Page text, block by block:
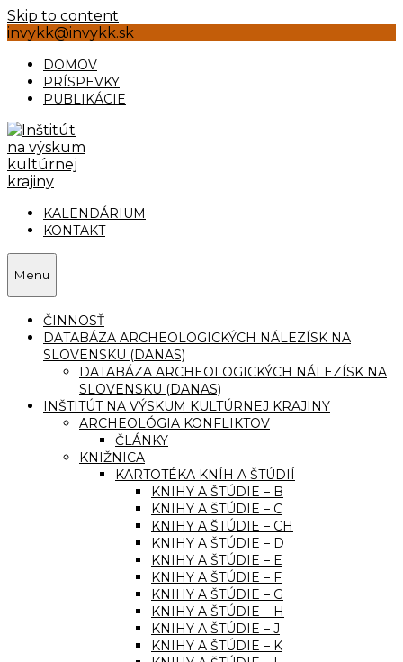
Skip to content
invykk@invykk.sk
DOMOV
PRÍSPEVKY
PUBLIKÁCIE
KALENDÁRIUM
KONTAKT
Menu
ČINNOSŤ
DATABÁZA ARCHEOLOGICKÝCH NÁLEZÍSK NA
SLOVENSKU (DANAS)
DATABÁZA ARCHEOLOGICKÝCH NÁLEZÍSK NA
SLOVENSKU (DANAS)
INŠTITÚT NA VÝSKUM KULTÚRNEJ KRAJINY
ARCHEOLÓGIA KONFLIKTOV
ČLÁNKY
KNIŽNICA
KARTOTÉKA KNÍH A ŠTÚDIÍ
KNIHY A ŠTÚDIE – B
KNIHY A ŠTÚDIE – C
KNIHY A ŠTÚDIE – CH
KNIHY A ŠTÚDIE – D
KNIHY A ŠTÚDIE – E
KNIHY A ŠTÚDIE – F
KNIHY A ŠTÚDIE – G
KNIHY A ŠTÚDIE – H
KNIHY A ŠTÚDIE – J
KNIHY A ŠTÚDIE – K